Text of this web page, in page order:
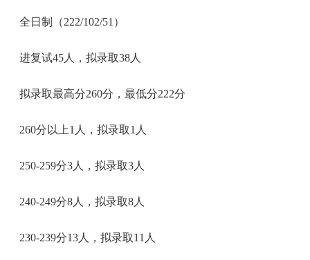
全日制（222/102/51）
进复试45人，拟录取38人
拟录取最高分260分，最低分222分
260分以上1人，拟录取1人
250-259分3人，拟录取3人
240-249分8人，拟录取8人
230-239分13人，拟录取11人